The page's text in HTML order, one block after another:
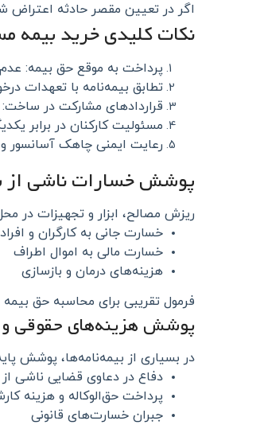
اگر در تعیین مقصر حادثه
نکات کلیدی خرید بیمه
پرداخت به موقع حق بیمه:
تطابق بیمه‌نامه با تعهدات درخواستی: بیمه‌گذار باید
قراردادهای مشارکت در
مسئولیت کارکنان در برابر
رعایت ایمنی چاهک آسانسور و پرتگاه‌ها: در صورت عدم
پوشش خسارات ناشی از
ریزش مصالح، ابزار و تجهیزات در
خسارت جانی به کارگران و
خسارت مالی به اموال اطراف
هزینه‌های درمان و بازسازی
فرمول تقریبی برای محاسبه حق
پوشش هزینه‌های حقوقی و
در بسیاری از بیمه‌نامه‌ها، پوشش
دفاع در دعاوی قضایی ناشی
پرداخت حق‌الوکاله و هزینه
جبران خسارت‌های قانونی